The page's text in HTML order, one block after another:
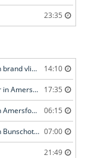
23:35
Medewerkers voorkomen erger als accu plots in brand vliegt in Amersfoort 14:10
Automobilist rijdt door na aanrijding met fietster in Amersfoort 17:35
Vlammen slaan hoog op bij brand in afvalberg in Amersfoort 06:15
Frontale botsing leidt tot meerdere gewonden in Bunschoten-Spakenburg 07:00
21:49